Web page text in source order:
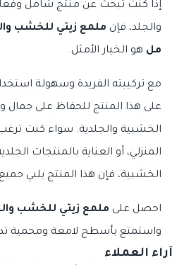
إذا كنت تبحث عن منتج شامل
والجلد، فإن
مل هو الخيار الأمثل.
مع تركيبته الفريدة وسهولة
على هذا المنتج للحفاظ على جمال
الخشبية والجلدية. سواء كنت
المنزلي، أو العناية بالمنتجات
الخشبية، فإن هذا المنتج يلبي
احصل على ملمع زيتي للخشب
واستمتع بأسطح لامعة ومحمية
آراء العملاء